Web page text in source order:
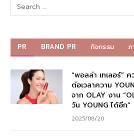
PR BRAND PR กิจกรรม ภ
“พอลล่า เทเลอร์”
ต่อเวลาความ
จาก OLAY งาน
วัน YOUNG ได้อีก”
2025/08/20